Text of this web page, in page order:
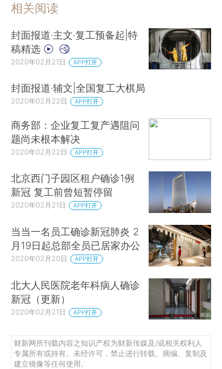
相关阅读
封面报道·主文·复工预备起|特
稿精选
2020年02月21日 APP打开
封面报道·辅文|全国复工大棋局
2020年02月22日 APP打开
商务部：企业复工复产遇阻问
题尚未根本解决
2020年02月22日 APP打开
北京西门子园区租户确诊1例
新冠 复工前曾短暂停留
2020年02月21日 APP打开
当当一名员工确诊新冠肺炎 2
月19日起总部全员已居家办公
2020年02月20日 APP打开
北大人民医院老年科病人确诊
新冠（更新）
2020年02月21日 APP打开
财新网所刊载内容之知识产权为财新传媒及/或相关权利人
专属所有或持有。未经许可，禁止进行转载、摘编、复制及
建立镜像等任何使用。